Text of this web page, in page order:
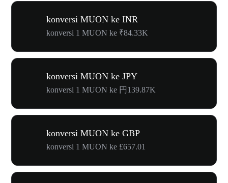
konversi MUON ke INR
konversi 1 MUON ke ₹84.33K
konversi MUON ke JPY
konversi 1 MUON ke 円139.87K
konversi MUON ke GBP
konversi 1 MUON ke £657.01